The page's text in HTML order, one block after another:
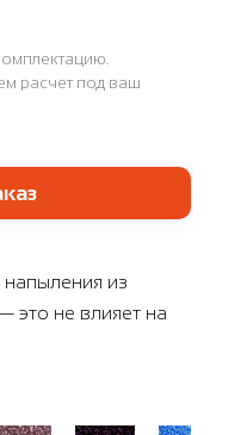
расчет под ваш
из
это не влияет на